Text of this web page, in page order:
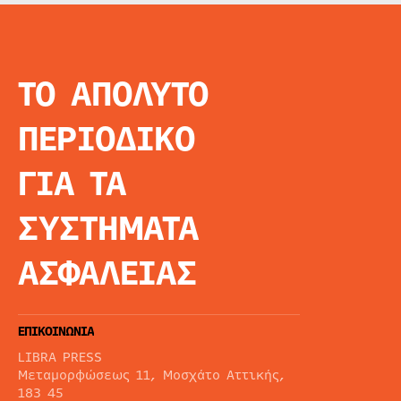
ΤΟ ΑΠΟΛΥΤΟ
ΠΕΡΙΟΔΙΚΟ
ΓΙΑ ΤΑ
ΣΥΣΤΗΜΑΤΑ
ΑΣΦΑΛΕΙΑΣ
ΕΠΙΚΟΙΝΩΝΙΑ
LIBRA PRESS
Μεταμορφώσεως 11, Μοσχάτο Αττικής,
183 45